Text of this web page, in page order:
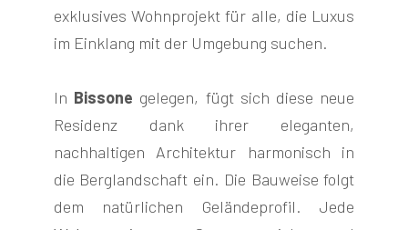
exklusives Wohnprojekt für alle, die Luxus
im Einklang mit der Umgebung suchen.
In Bissone gelegen, fügt sich diese neue
Residenz dank ihrer eleganten,
nachhaltigen Architektur harmonisch in
die Berglandschaft ein. Die Bauweise folgt
dem natürlichen Geländeprofil. Jede